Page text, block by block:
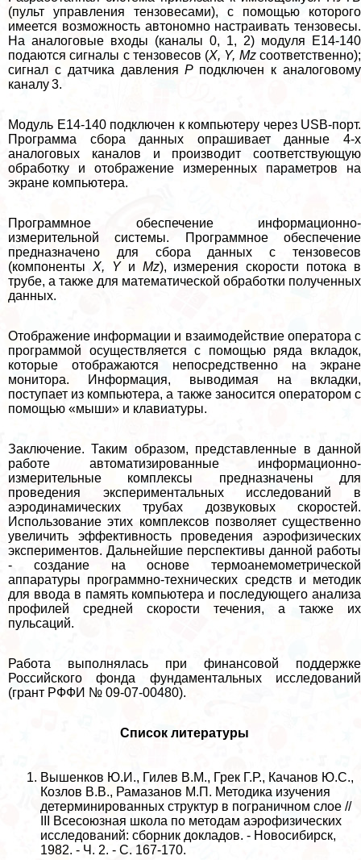
(пульт управления тензовесами), с помощью которого
имеется возможность автономно настраивать тензовесы.
На аналоговые входы (каналы 0, 1, 2) модуля Е14-140
подаются сигналы с тензовесов (X, Y, Mzсоответственно);
сигнал с датчика давленияP подключен к аналоговому
каналу 3.
Модуль Е14-140 подключен к компьютеру через USB-порт.
Программа сбора данных опрашивает данные 4-х
аналоговых каналов и производит соответствующую
обработку и отображение измеренных параметров на
экране компьютера.
Программное обеспечение информационно-
измерительной системы. Программное обеспечение
предназначено для сбора данных с тензовесов
(компоненты X, Y и Mz), измерения скорости потока в
трубе, а также для математической обработки полученных
данных.
Отображение информации и взаимодействие оператора с
программой осуществляется с помощью ряда вкладок,
которые отображаются непосредственно на экране
монитора. Информация, выводимая на вкладки,
поступает из компьютера, а также заносится оператором с
помощью «мыши» и клавиатуры.
Заключение. Таким образом, представленные в данной
работе автоматизированные информационно-
измерительные комплексы предназначены для
проведения экспериментальных исследований в
аэродинамических трубах дозвуковых скоростей.
Использование этих комплексов позволяет существенно
увеличить эффективность проведения аэрофизических
экспериментов. Дальнейшие перспективы данной работы
- создание на основе термоанемометрической
аппаратуры программно-технических средств и методик
для ввода в память компьютера и последующего анализа
профилей средней скорости течения, а также их
пульсаций.
Работа выполнялась при финансовой поддержке
Российского фонда фундаментальных исследований
(грант РФФИ № 09-07-00480).
Список литературы
Вышенков Ю.И., Гилев В.М., Грек Г.Р., Качанов Ю.С.,
Козлов В.В., Рамазанов М.П. Методика изучения
детерминированных структур в пограничном слое //
III Всесоюзная школа по методам аэрофизических
исследований: сборник докладов. - Новосибирск,
1982. - Ч. 2. - С. 167-170.